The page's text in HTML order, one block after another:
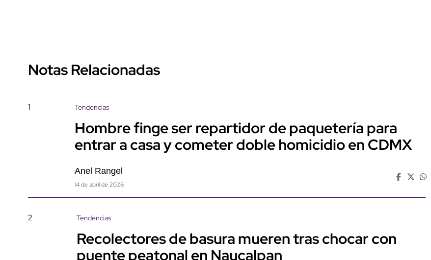
Notas Relacionadas
1 Tendencias
Hombre finge ser repartidor de paquetería para
entrar a casa y cometer doble homicidio en CDMX
Anel Rangel
14 de abril de 2026
2 Tendencias
Recolectores de basura mueren tras chocar con
puente peatonal en Naucalpan